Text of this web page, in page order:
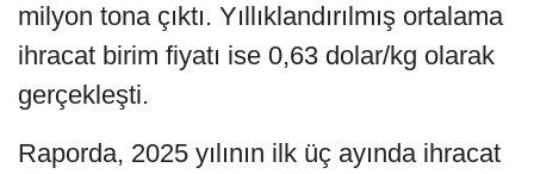
milyon tona çıktı. Yıllıklandırılmış ortalama
ihracat birim fiyatı ise 0,63 dolar/kg olarak
gerçekleşti.
Raporda, 2025 yılının ilk üç ayında ihracat